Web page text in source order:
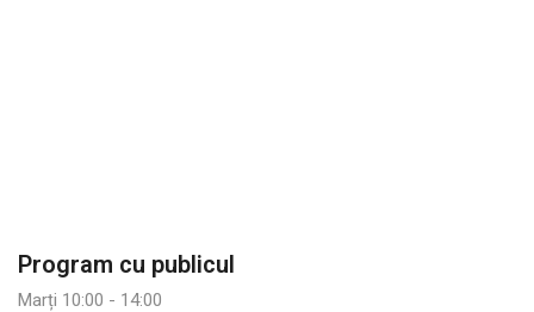
Program cu publicul
Marți 10:00 - 14:00